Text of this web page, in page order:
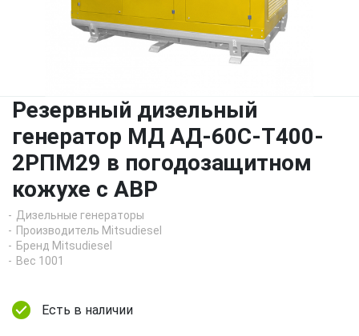
Резервный дизельный
генератор МД АД-60С-Т400-
2РПМ29 в погодозащитном
кожухе с АВР
Дизельные генераторы
Производитель Mitsudiesel
Бренд Mitsudiesel
Вес 1001
Есть в наличии